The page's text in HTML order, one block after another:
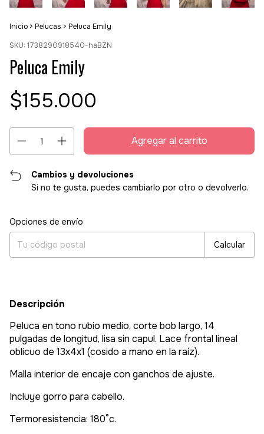
Inicio > Pelucas > Peluca Emily
SKU: 1738290918540-haBZN
Peluca Emily
$155.000
Cambios y devoluciones
Si no te gusta, puedes cambiarlo por otro o devolverlo.
Entregas para el CP:
Opciones de envío
Calcular
Descripción
Peluca en tono rubio medio, corte bob largo, 14
pulgadas de longitud, lisa sin capul. Lace frontal lineal
oblicuo de 13x4x1 (cosido a mano en la raíz).
Malla interior de encaje con ganchos de ajuste.
Incluye gorro para cabello.
Termoresistencia: 180°c.